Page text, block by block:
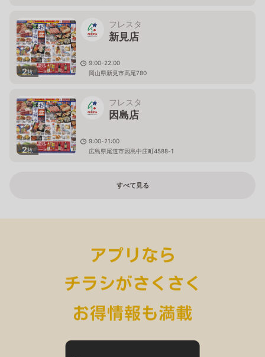
2枚
フレスタ
新見店
9:00-22:00
岡山県新見市高尾780
2枚
フレスタ
因島店
9:00-21:00
広島県尾道市因島中庄町4588-1
すべて見る